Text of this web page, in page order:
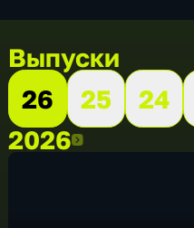
Выпуски
26
25 24
20262026